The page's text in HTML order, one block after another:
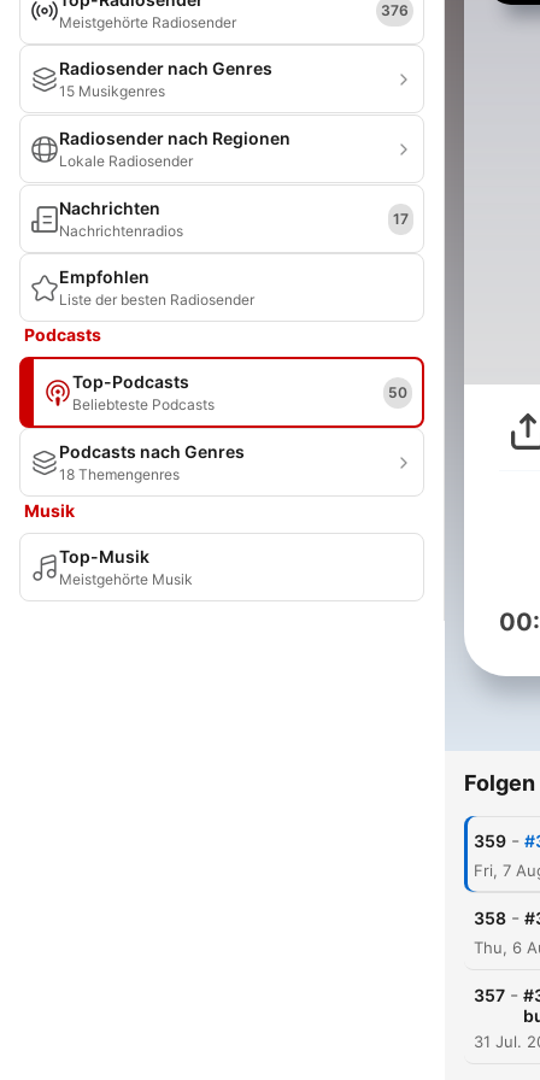
Meistgehörte Radiosender
376
Radiosender nach Genres
15 Musikgenres
Radiosender nach Regionen
Lokale Radiosender
Nachrichten
Nachrichtenradios
17
Empfohlen
Liste der besten Radiosender
Podcasts
Top-Podcasts
Beliebteste Podcasts
50
Podcasts nach Genres
18 Themengenres
Musik
Top-Musik
Meistgehörte Musik
Folgen
359 -
Fri, 7
358 -
Thu, 6
357 -
31 Jul.